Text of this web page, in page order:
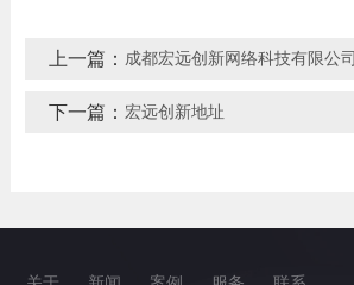
上一篇： 成都宏远创新网络科技有限公司
下一篇： 宏远创新地址